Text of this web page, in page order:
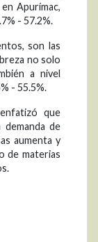
Apurímac,
- 57.2%.
son las
no solo
a nivel
- 55.5%.
que
de
aumenta y
de materias